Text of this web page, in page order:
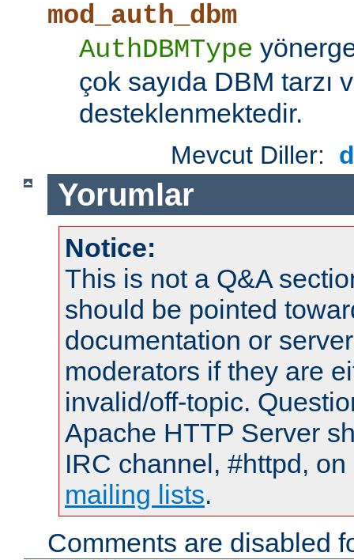
mod_auth_dbm
AuthDBMType
çok sayıda DBM tarzı
desteklenmektedir.
Mevcut Diller:
Yorumlar
Notice:
This is not a Q&A
should be pointed
documentation or
moderators if they are
invalid/off-topic.
Apache HTTP Server
IRC channel, #httpd,
mailing lists.
Comments are disabled